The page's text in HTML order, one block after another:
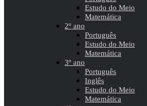
Estudo do Meio
Matemática
2º ano
Português
Estudo do Meio
Matemática
3º ano
Português
Inglês
Estudo do Meio
Matemática